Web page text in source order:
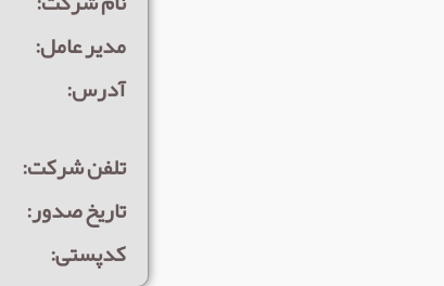
مدیر عامل:
آدرس:
تلفن شرکت:
تاریخ صدور:
کدپستی: